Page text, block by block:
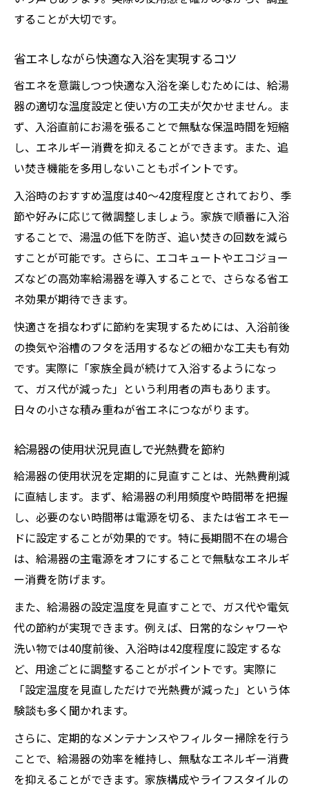
することが大切です。
省エネしながら快適な入浴を実現するコツ
省エネを意識しつつ快適な入浴を楽しむためには、給湯
器の適切な温度設定と使い方の工夫が欠かせません。ま
ず、入浴直前にお湯を張ることで無駄な保温時間を短縮
し、エネルギー消費を抑えることができます。また、追
い焚き機能を多用しないこともポイントです。
入浴時のおすすめ温度は40～42度程度とされており、季
節や好みに応じて微調整しましょう。家族で順番に入浴
することで、湯温の低下を防ぎ、追い焚きの回数を減ら
すことが可能です。さらに、エコキュートやエコジョー
ズなどの高効率給湯器を導入することで、さらなる省エ
ネ効果が期待できます。
快適さを損なわずに節約を実現するためには、入浴前後
の換気や浴槽のフタを活用するなどの細かな工夫も有効
です。実際に「家族全員が続けて入浴するようになっ
て、ガス代が減った」という利用者の声もあります。
日々の小さな積み重ねが省エネにつながります。
給湯器の使用状況見直しで光熱費を節約
給湯器の使用状況を定期的に見直すことは、光熱費削減
に直結します。まず、給湯器の利用頻度や時間帯を把握
し、必要のない時間帯は電源を切る、または省エネモー
ドに設定することが効果的です。特に長期間不在の場合
は、給湯器の主電源をオフにすることで無駄なエネルギ
ー消費を防げます。
また、給湯器の設定温度を見直すことで、ガス代や電気
代の節約が実現できます。例えば、日常的なシャワーや
洗い物では40度前後、入浴時は42度程度に設定するな
ど、用途ごとに調整することがポイントです。実際に
「設定温度を見直しただけで光熱費が減った」という体
験談も多く聞かれます。
さらに、定期的なメンテナンスやフィルター掃除を行う
ことで、給湯器の効率を維持し、無駄なエネルギー消費
を抑えることができます。家族構成やライフスタイルの